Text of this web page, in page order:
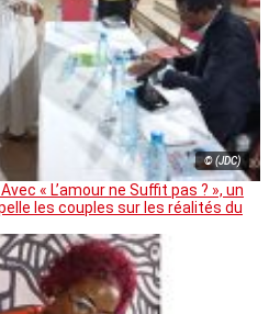
© (JDC)
« L’amour ne Suffit pas ? », un
les couples sur les réalités du